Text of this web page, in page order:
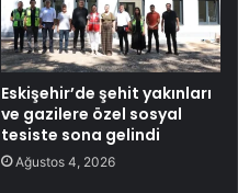
Eskişehir’de şehit yakınları
ve gazilere özel sosyal
tesiste sona gelindi
Ağustos 4, 2026